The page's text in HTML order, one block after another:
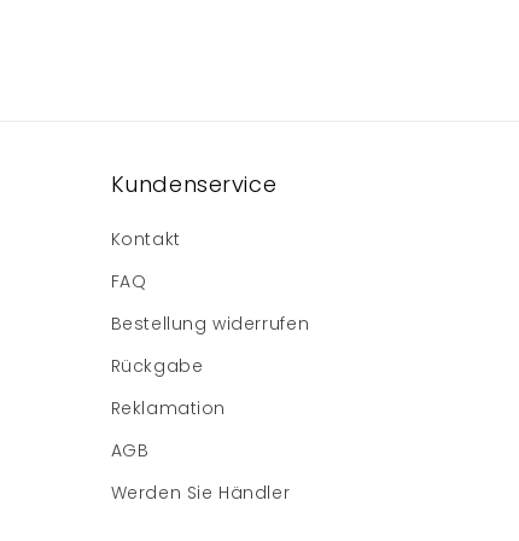
Kundenservice
Kontakt
FAQ
Bestellung widerrufen
Rückgabe
Reklamation
AGB
Werden Sie Händler